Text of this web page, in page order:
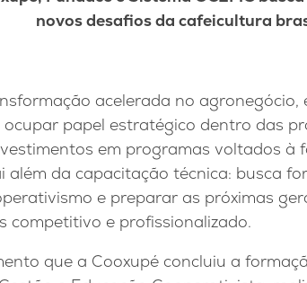
novos desafios da cafeicultura
acelerada no agronegócio,
ocupar papel estratégico dentro das
em programas voltados à
além da capacitação técnica: busca
e preparar as próximas
competitivo e profissionalizado.
que a Cooxupé concluiu a